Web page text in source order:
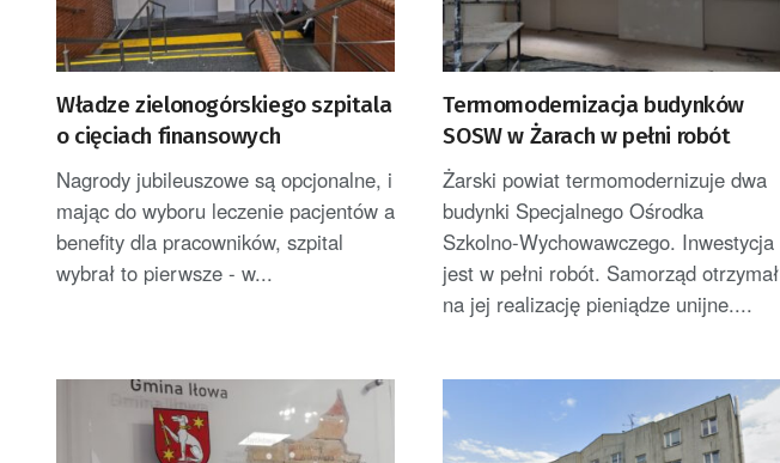
Władze zielonogórskiego szpitala
o cięciach finansowych
Nagrody jubileuszowe są opcjonalne, i
mając do wyboru leczenie pacjentów a
benefity dla pracowników, szpital
wybrał to pierwsze - w...
Termomodernizacja budynków
SOSW w Żarach w pełni robót
Żarski powiat termomodernizuje dwa
budynki Specjalnego Ośrodka
Szkolno-Wychowawczego. Inwestycja
jest w pełni robót. Samorząd otrzymał
na jej realizację pieniądze unijne....